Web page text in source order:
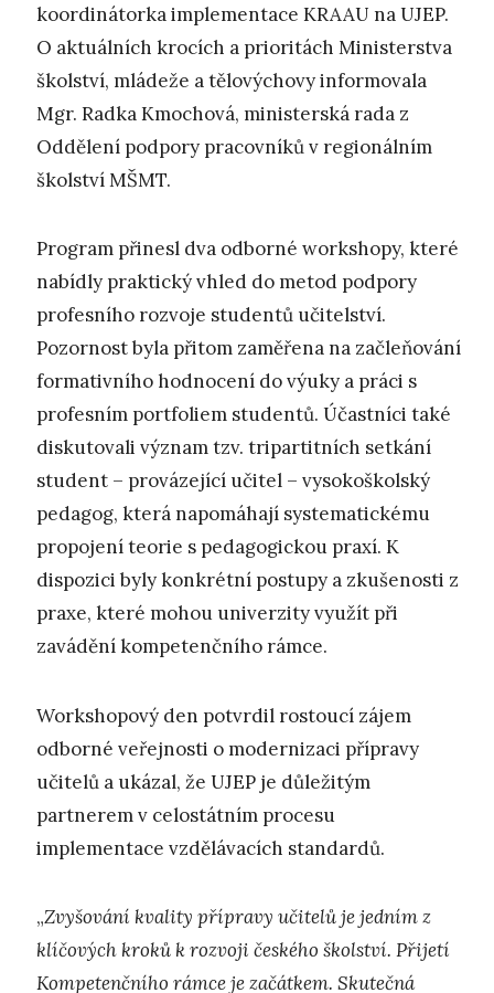
koordinátorka implementace KRAAU na UJEP.
O aktuálních krocích a prioritách Ministerstva
školství, mládeže a tělovýchovy informovala
Mgr. Radka Kmochová, ministerská rada z
Oddělení podpory pracovníků v regionálním
školství MŠMT.
Program přinesl dva odborné workshopy, které
nabídly praktický vhled do metod podpory
profesního rozvoje studentů učitelství.
Pozornost byla přitom zaměřena na začleňování
formativního hodnocení do výuky a práci s
profesním portfoliem studentů. Účastníci také
diskutovali význam tzv. tripartitních setkání
student – provázející učitel – vysokoškolský
pedagog, která napomáhají systematickému
propojení teorie s pedagogickou praxí. K
dispozici byly konkrétní postupy a zkušenosti z
praxe, které mohou univerzity využít při
zavádění kompetenčního rámce.
Workshopový den potvrdil rostoucí zájem
odborné veřejnosti o modernizaci přípravy
učitelů a ukázal, že UJEP je důležitým
partnerem v celostátním procesu
implementace vzdělávacích standardů.
„Zvyšování kvality přípravy učitelů je jedním z
klíčových kroků k rozvoji českého školství. Přijetí
Kompetenčního rámce je začátkem. Skutečná